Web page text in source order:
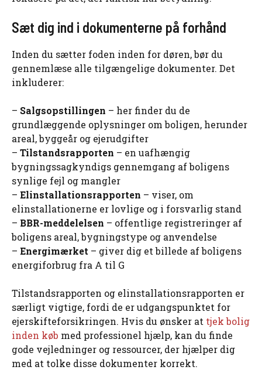
Sæt dig ind i dokumenterne på forhånd
Inden du sætter foden inden for døren, bør du
gennemlæse alle tilgængelige dokumenter. Det
inkluderer:
– Salgsopstillingen – her finder du de
grundlæggende oplysninger om boligen, herunder
areal, byggeår og ejerudgifter
– Tilstandsrapporten – en uafhængig
bygningssagkyndigs gennemgang af boligens
synlige fejl og mangler
– Elinstallationsrapporten – viser, om
elinstallationerne er lovlige og i forsvarlig stand
– BBR-meddelelsen – offentlige registreringer af
boligens areal, bygningstype og anvendelse
– Energimærket – giver dig et billede af boligens
energiforbrug fra A til G
Tilstandsrapporten og elinstallationsrapporten er
særligt vigtige, fordi de er udgangspunktet for
ejerskifteforsikringen. Hvis du ønsker at tjek bolig
inden køb med professionel hjælp, kan du finde
gode vejledninger og ressourcer, der hjælper dig
med at tolke disse dokumenter korrekt.